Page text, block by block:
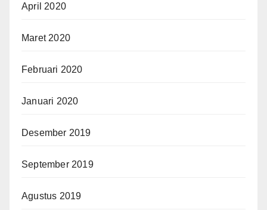
April 2020
Maret 2020
Februari 2020
Januari 2020
Desember 2019
September 2019
Agustus 2019